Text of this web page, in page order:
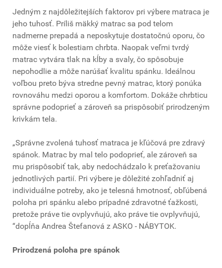
Jedným z najdôležitejších faktorov pri výbere matraca je
jeho tuhosť. Príliš mäkký matrac sa pod telom
nadmerne prepadá a neposkytuje dostatočnú oporu, čo
môže viesť k bolestiam chrbta. Naopak veľmi tvrdý
matrac vytvára tlak na kĺby a svaly, čo spôsobuje
nepohodlie a môže narúšať kvalitu spánku. Ideálnou
voľbou preto býva stredne pevný matrac, ktorý ponúka
rovnováhu medzi oporou a komfortom. Dokáže chrbticu
správne podoprieť a zároveň sa prispôsobiť prirodzeným
krivkám tela.
„Správne zvolená tuhosť matraca je kľúčová pre zdravý
spánok. Matrac by mal telo podoprieť, ale zároveň sa
mu prispôsobiť tak, aby nedochádzalo k preťažovaniu
jednotlivých partií. Pri výbere je dôležité zohľadniť aj
individuálne potreby, ako je telesná hmotnosť, obľúbená
poloha pri spánku alebo prípadné zdravotné ťažkosti,
pretože práve tie ovplyvňujú, ako práve tie ovplyvňujú,
“dopĺňa Andrea Štefanová z ASKO - NÁBYTOK.
Prirodzená poloha pre spánok